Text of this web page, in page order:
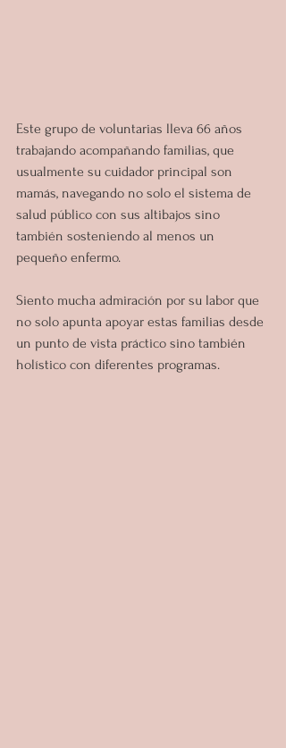
Este grupo de voluntarias lleva 66 años
trabajando acompañando familias, que
usualmente su cuidador principal son
mamás, navegando no solo el sistema de
salud público con sus altibajos sino
también sosteniendo al menos un
pequeño enfermo.
Siento mucha admiración por su labor que
no solo apunta apoyar estas familias desde
un punto de vista práctico sino también
holístico con diferentes programas.